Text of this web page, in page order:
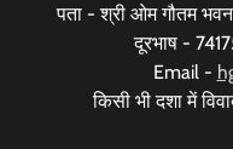
पता - श्री ओम गौतम
दूरभाष -
Email -
किसी भी दशा में